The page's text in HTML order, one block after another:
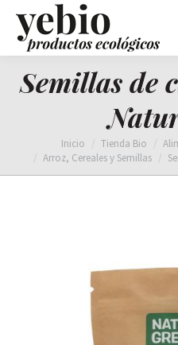
Semillas de
Estás aquí:Inicio Tienda Bio
Arroz, Cereales y Semillas